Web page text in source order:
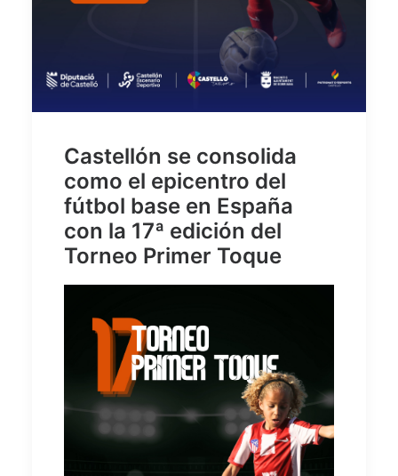
Castellón se consolida
como el epicentro del
fútbol base en España
con la 17ª edición del
Torneo Primer Toque